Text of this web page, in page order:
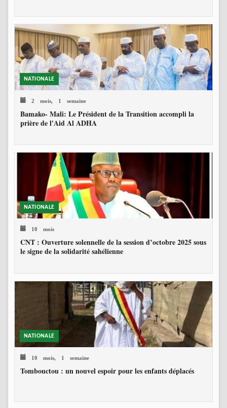
NATIONALE
2 mois, 1 semaine
Bamako- Mali: Le Président de la Transition accompli la
prière de l'Aid Al ADHA
NATIONALE
10 mois
CNT : Ouverture solennelle de la session d’octobre 2025 sous
le signe de la solidarité sahélienne
NATIONALE
10 mois, 1 semaine
Tombouctou : un nouvel espoir pour les enfants déplacés